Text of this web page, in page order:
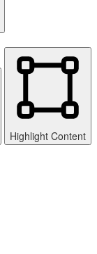
Highlight Content